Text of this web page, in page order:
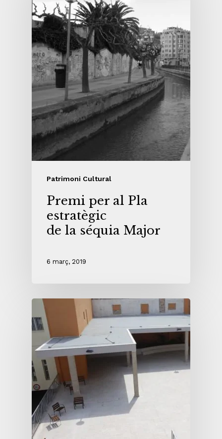
Patrimoni Cultural
Premi per al Pla
estratègic
de la séquia Major
6 març, 2019